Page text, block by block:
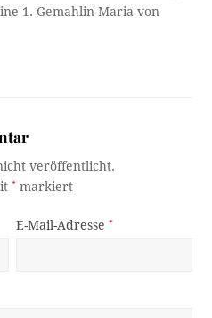
1. Gemahlin Maria von
veröffentlicht.
* markiert
E-Mail-Adresse*